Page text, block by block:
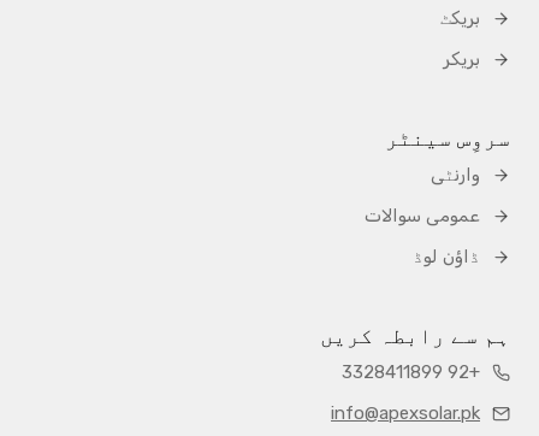
بریکٹ
بریکر
سروِس سینٹر
وارنٹی
عمومی سوالات
ڈاؤن لوڈ
ہم سے رابطہ کریں
+92 3328411899
info@apexsolar.pk